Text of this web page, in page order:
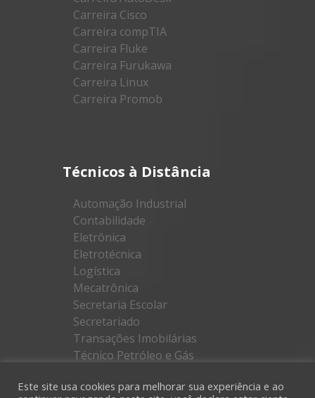
Carreira Cisco
Carreira compTIA
Carreira Fluke
Carreira Furukawa
Carreira Linux
Carreira Promob
Técnicos à Distância
Automação Industrial
Contabilidade
Eletrônica
Eletrotécnica
Logística
Mecatrônica
Secretaria Escolar
Secretariado
Transações Imobilárias
Técnico Petróleo e Gás
Este site usa cookies para melhorar sua experiência e ao